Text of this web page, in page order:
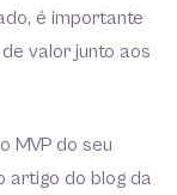
é importante
valor junto aos
MVP do seu
artigo do blog da